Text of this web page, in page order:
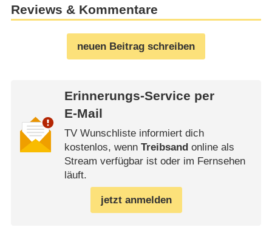
Reviews & Kommentare
neuen Beitrag schreiben
Erinnerungs-Service per
E-Mail
TV Wunschliste informiert dich
kostenlos, wenn Treibsandonline als
Stream verfügbar ist oder im Fernsehen
läuft.
jetzt anmelden